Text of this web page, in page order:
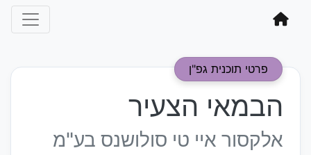
פרטי תוכנית גפ"ן
הבמאי הצעיר
אלקסור איי טי סולושנס בע"מ